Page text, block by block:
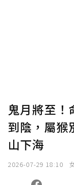
鬼月將至！
到陰，屬猴
山下海
2026-07-29 18:10